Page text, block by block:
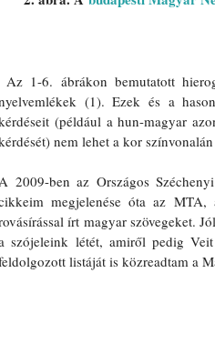
Az 1-6. ábrákon bemutatott
(1). Ezek és a
(például a hun-magyar
nem lehet a kor
A 2009-ben az Országos
megjelenése óta az
írt magyar szövegeket.
szójeleink létét, amiről pedig
listáját is közreadtam a